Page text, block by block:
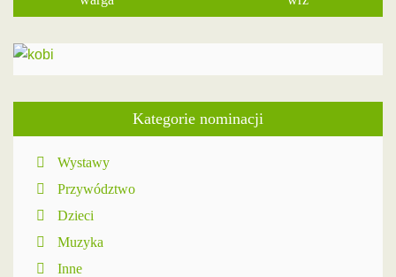
Kategorie nominacji
Wystawy
Przywództwo
Dzieci
Muzyka
Inne